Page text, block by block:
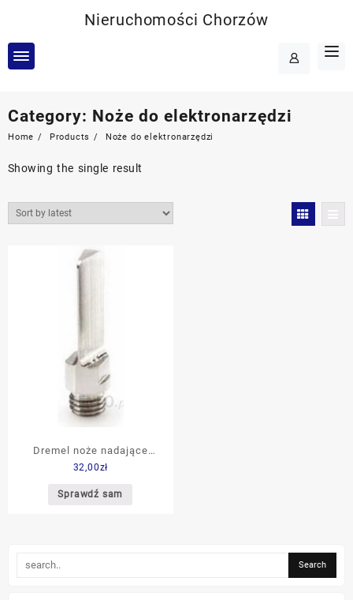
content
Nieruchomości Chorzów
Category: Noże do elektronarzędzi
Home Products Noże do elektronarzędzi
Showing the single result
Dremel noże nadające
kształt 203 26150203JA
32,00zł
Sprawdź sam